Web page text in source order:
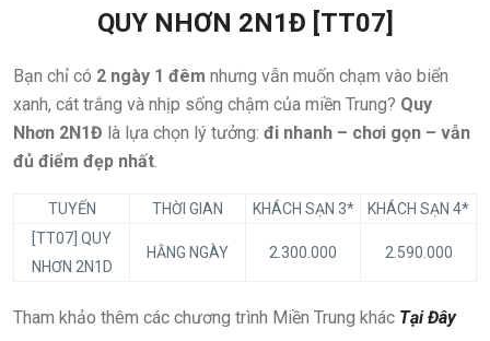
QUY NHƠN 2N1Đ [TT07]
Bạn chỉ có 2 ngày 1 đêm nhưng vẫn muốn chạm vào biển
xanh, cát trắng và nhịp sống chậm của miền Trung? Quy
Nhơn 2N1Đ là lựa chọn lý tưởng: đi nhanh – chơi gọn – vẫn
đủ điểm đẹp nhất.
TUYẾN THỜI GIAN KHÁCH SẠN 3*
KHÁCH SẠN 4*
[TT07] QUY
NHƠN 2N1D
HẰNG NGÀY 2.300.000 2.590.000
Tham khảo thêm các chương trình Miền Trung khác Tại Đây